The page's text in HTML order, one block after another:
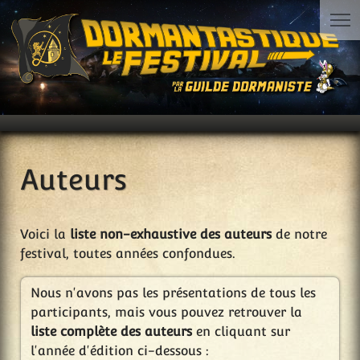
Auteurs
Voici la liste non-exhaustive des auteursde notre
festival, toutes années confondues.
Nous n'avons pas les présentations de tous les
participants, mais vous pouvez retrouver la
liste complète des auteursen cliquant sur
l'année d'édition ci-dessous :